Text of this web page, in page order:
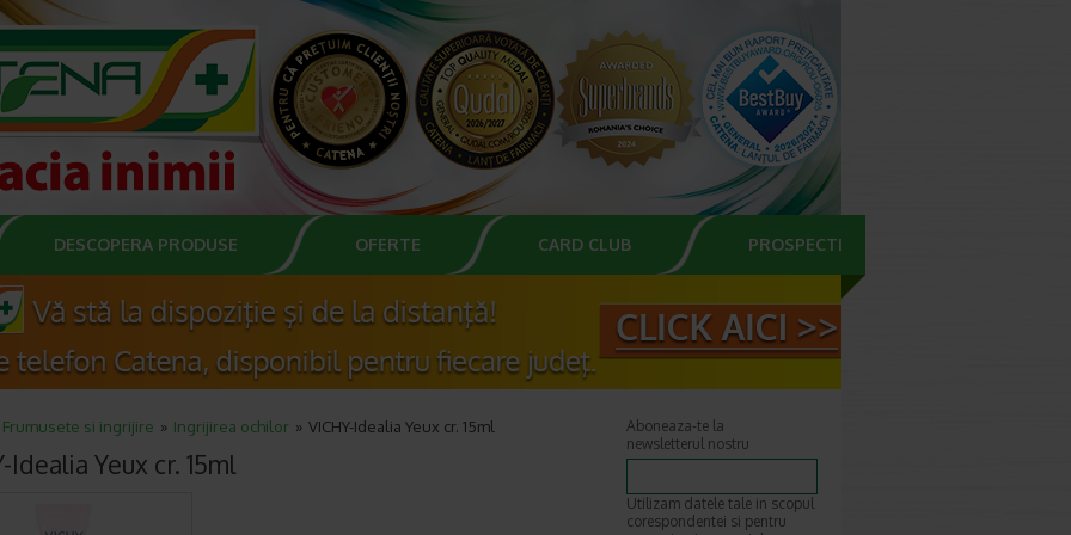
DESCOPERA PRODUSE OFERTE CARD CLUB PROSPECTE
Frumusete si ingrijire Ingrijirea ochilor VICHY-Idealia Yeux cr. 15ml
Idealia Yeux cr. 15ml
Aboneaza-te la
newsletterul nostru
Utilizam datele tale in scopul
corespondentei si pentru